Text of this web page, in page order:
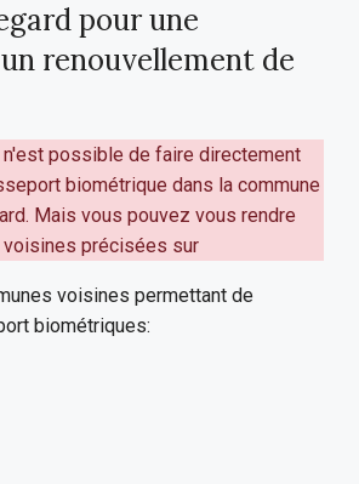
pour une
renouvellement de
n'est possible de faire directement
biométrique dans la commune
Mais vous pouvez vous rendre
précisées sur
voisines permettant de
biométriques: